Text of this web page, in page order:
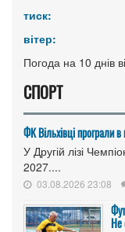
тиск:
вітер:
Погода на 10 днів
СПОРТ
ФК Вільхівці програли в
У Другій лізі
2027....
03.08.2026 23:08
Не